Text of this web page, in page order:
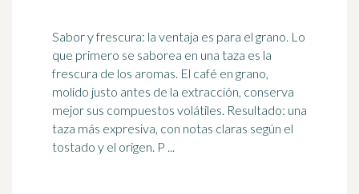
Sabor y frescura: la ventaja es para el grano. Lo
que primero se saborea en una taza es la
frescura de los aromas. El café en grano,
molido justo antes de la extracción, conserva
mejor sus compuestos volátiles. Resultado: una
taza más expresiva, con notas claras según el
tostado y el origen. P ...